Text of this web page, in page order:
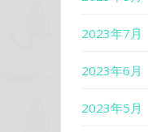
2023年7月
2023年6月
2023年5月